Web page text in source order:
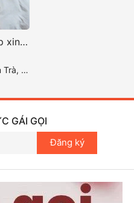
Bé My – Gái gọi cao cấp xinh đẹp mặt dâm tại Mỹ Khê, Quận Sơn Trà
Nẵng
GÁI GỌI
Đăng ký